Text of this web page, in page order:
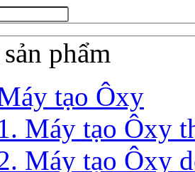
phẩm
tạo Ôxy
Máy tạo Ôxy
Máy tạo Ôxy